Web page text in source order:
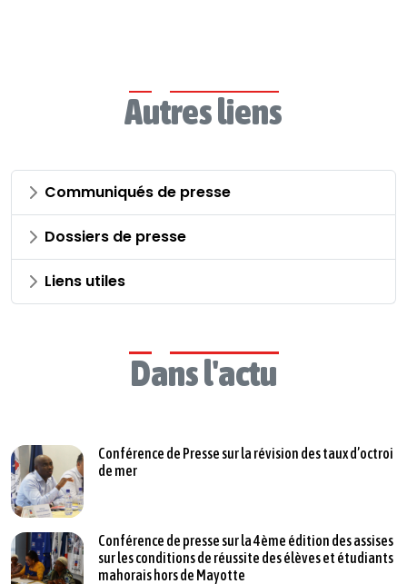
Autres liens
Communiqués de presse
Dossiers de presse
Liens utiles
Dans l'actu
Conférence de Presse sur la révision des taux d’octroi
de mer
Conférence de presse sur la 4ème édition des assises
sur les conditions de réussite des élèves et étudiants
mahorais hors de Mayotte